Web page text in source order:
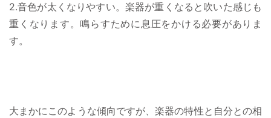
2.音色が太くなりやすい。楽器が重くなると吹いた感じも
重くなります。鳴らすために息圧をかける必要がありま
す。
大まかにこのような傾向ですが、楽器の特性と自分との相